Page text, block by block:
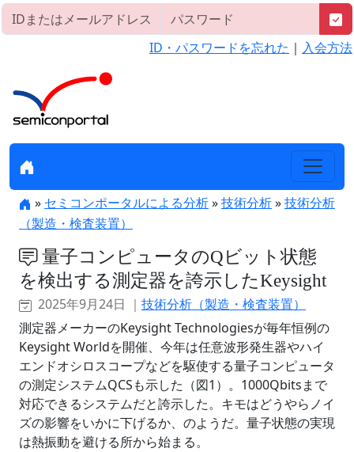
ID・パスワードを忘れた ｜ 入会方法
» セミコンポータルによる分析»技術分析»技術分析
（製造・検査装置）
量子コンピュータのQビット状態
を検出する測定器を誇示したKeysight
2025年9月24日 ｜ 技術分析（製造・検査装置）
測定器メーカーのKeysight Technologiesが毎年恒例の
Keysight Worldを開催、今年は任意波形発生器やハイ
エンドオシロスコープなどを駆使する量子コンピュータ
の測定システムQCSも示した（図1）。1000Qbitsまで
対応できるシステムだと誇示した。キモはどうやらノイ
ズの影響をいかに下げるか、のようだ。量子状態の実現
は熱振動を避ける所から始まる。